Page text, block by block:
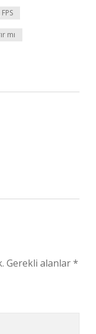
mı
Gerekli alanlar*